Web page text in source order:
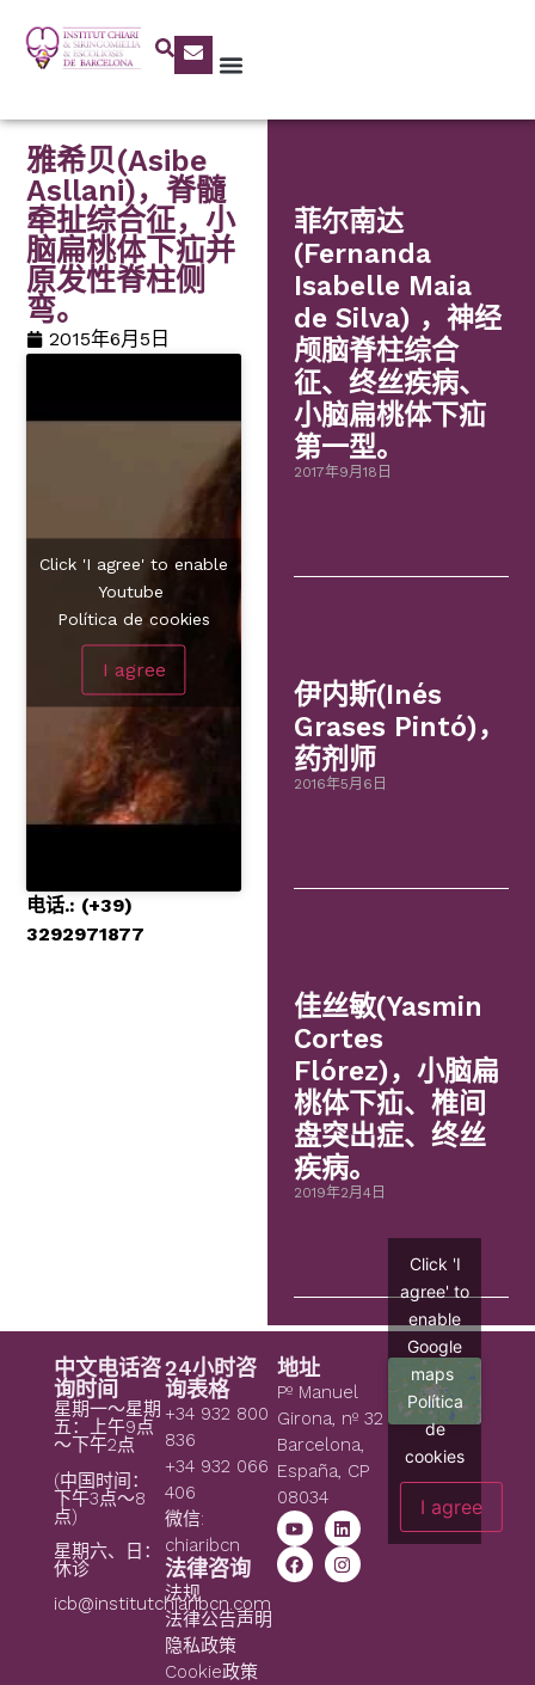
雅希贝(Asibe
Asllani)，脊髓
牵扯综合征，小
脑扁桃体下疝并
原发性脊柱侧
弯。
2015年6月5日
Click 'I agree' to enable
Youtube
Política de cookies
I agree
电话.: (+39)
3292971877
菲尔南达
(Fernanda
Isabelle Maia
de Silva) ，神经
颅脑脊柱综合
征、终丝疾病、
小脑扁桃体下疝
第一型。
2017年9月18日
伊内斯(Inés
Grases Pintó)，
药剂师
2016年5月6日
佳丝敏(Yasmin
Cortes
Flórez)，小脑扁
桃体下疝、椎间
盘突出症、终丝
疾病。
2019年2月4日
中文电话咨
询时间
星期一～星期
五：上午9点
～下午2点
(中国时间：
下午3点～8
点)
星期六、日：
休诊
icb@institutchiaribcn.com
24小时咨
询表格
+34 932 800
836
+34 932 066
406
微信:
chiaribcn
法律咨询
法规
法律公告声明
隐私政策
Cookie政策
地址
Pº Manuel
Girona, nº 32
Barcelona,
España, CP
08034
Click 'I
agree' to
enable
Google
maps
Política
de
cookies
I agree